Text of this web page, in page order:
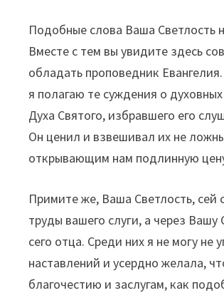
Подобные слова Ваша Светлость
Вместе с тем вы увидите здесь
обладать проповедник
я полагаю те суждения о
Духа Святого, избравшего его
Он ценил и взвешивал их не
открывающим нам подлинную
Примите же, Ваша Светлость,
труды вашего слуги, а через
сего отца. Среди них я не могу не
наставлений и усердно желала,
благочестию и заслугам, как